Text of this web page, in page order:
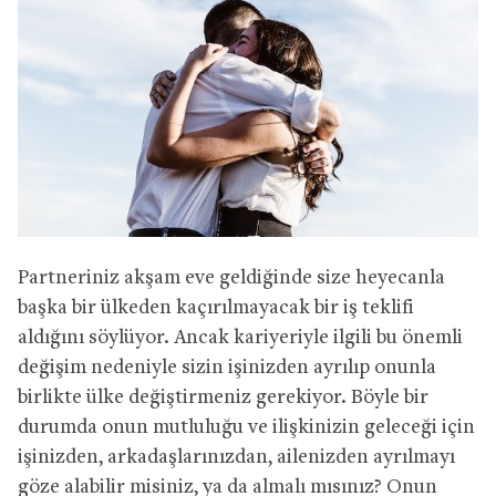
Partneriniz akşam eve geldiğinde size heyecanla
başka bir ülkeden kaçırılmayacak bir iş teklifi
aldığını söylüyor. Ancak kariyeriyle ilgili bu önemli
değişim nedeniyle sizin işinizden ayrılıp onunla
birlikte ülke değiştirmeniz gerekiyor. Böyle bir
durumda onun mutluluğu ve ilişkinizin geleceği için
işinizden, arkadaşlarınızdan, ailenizden ayrılmayı
göze alabilir misiniz, ya da almalı mısınız? Onun